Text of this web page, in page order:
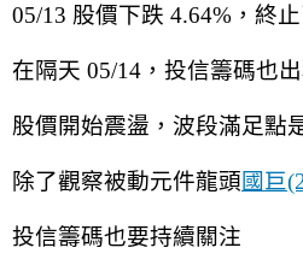
05/13 股價下跌 4.64%，終
在隔天 05/14，投信籌碼也
股價開始震盪，波段滿足點
除了觀察被動元件龍頭國巨
投信籌碼也要持續關注